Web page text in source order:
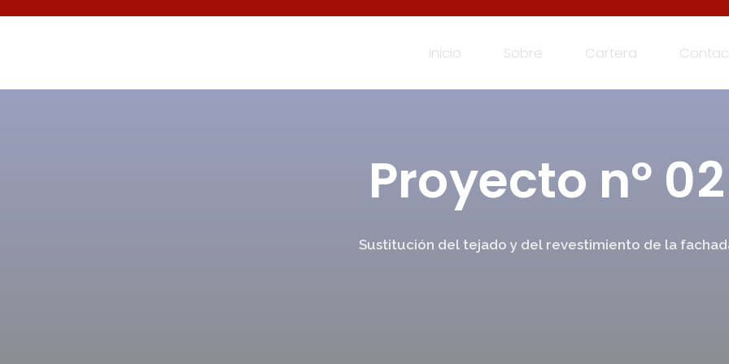
Inicio Sobre Cartera
Proyecto nº 02
Sustitución del tejado y del revestimiento de la